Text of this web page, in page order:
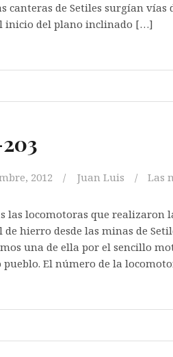
canteras de Setiles surgían
inicio del plano inclinado […]
2012 Juan Luis Las
las locomotoras que
hierro desde las minas de
una de ella por el sencillo
El número de la